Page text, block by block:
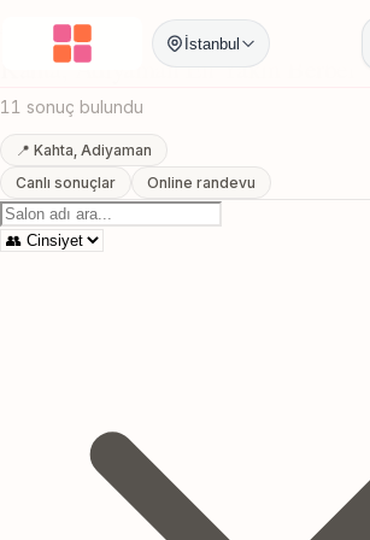
İstanbul
Anasayfa / Adiyaman / En Yakin Berber
Kahta, Adiyaman En Yakin Berber
11 sonuç bulundu
📍 Kahta, Adiyaman
Canlı sonuçlar
Online randevu